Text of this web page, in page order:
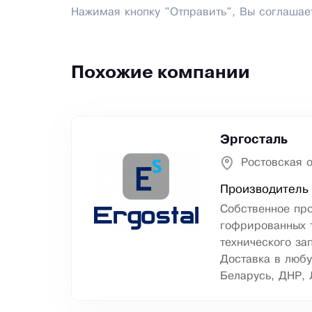
Нажимая кнопку "Отправить", Вы
Похожие компании
Эргосталь
Ростовская
Собственное
гофрированных
технического
Доставка в
Беларусь, ДНР,